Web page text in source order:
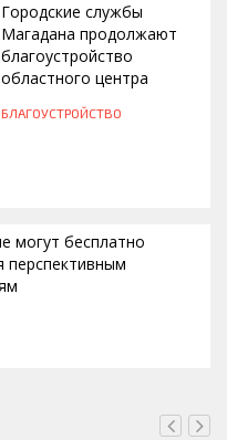
Городские службы
Магадана продолжают
благоустройство
областного центра
БЛАГОУСТРОЙСТВО
могут бесплатно
перспективным